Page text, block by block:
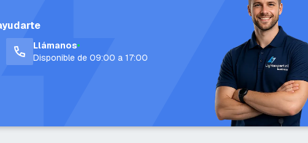
Llámanos
Disponible de 09:00 a 17:00